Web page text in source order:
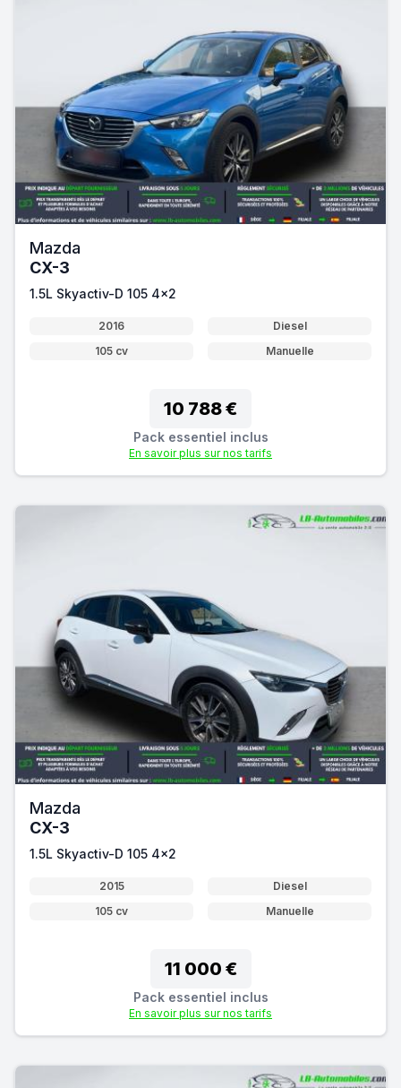
Mazda
CX-3
1.5L Skyactiv-D 105 4x2
2016
Diesel
105 cv
Manuelle
10 788 €
Pack essentiel inclus
En savoir plus sur nos tarifs
Mazda
CX-3
1.5L Skyactiv-D 105 4x2
2015
Diesel
105 cv
Manuelle
11 000 €
Pack essentiel inclus
En savoir plus sur nos tarifs